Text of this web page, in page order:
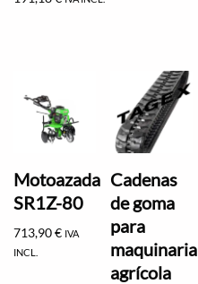
Motoazada
SR1Z-80
713,90€ IVA
INCL.
Cadenas
de goma
para
maquinaria
agrícola